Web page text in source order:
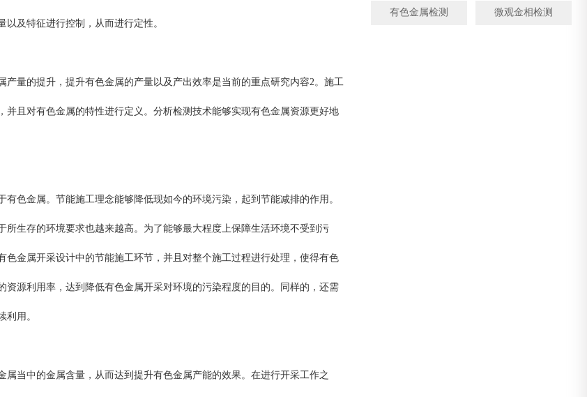
有色金属检测 微观金相检测
及特征进行控制，从而进行定性。
量的提升，提升有色金属的产量以及产出效率是当前的重点研究内容2。施工
且对有色金属的特性进行定义。分析检测技术能够实现有色金属资源更好地
色金属。节能施工理念能够降低现如今的环境污染，起到节能减排的作用。
生存的环境要求也越来越高。为了能够最大程度上保障生活环境不受到污
金属开采设计中的节能施工环节，并且对整个施工过程进行处理，使得有色
源利用率，达到降低有色金属开采对环境的污染程度的目的。同样的，还需
利用。
当中的金属含量，从而达到提升有色金属产能的效果。在进行开采工作之